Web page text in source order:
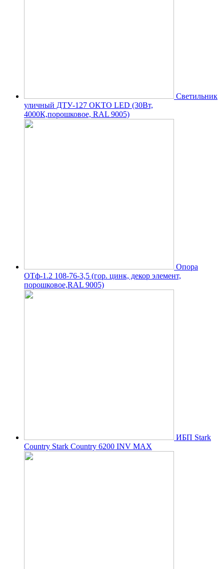
Светильник
уличный ДТУ-127 OKTO LED (30Вт,
4000К,порошковое, RAL 9005)
Опора
ОТф-1.2 108-76-3,5 (гор. цинк, декор элемент,
порошковое,RAL 9005)
ИБП Stark
Country Stark Country 6200 INV MAX